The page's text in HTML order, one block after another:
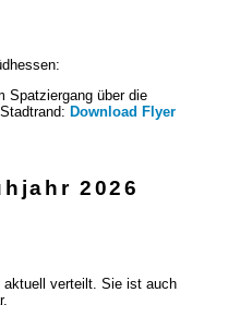
Spatziergang über die
Download Flyer
2026
aktuell verteilt. Sie ist auch